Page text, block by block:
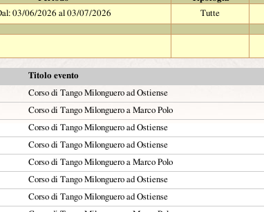
03/06/2026 al 03/07/2026 Tutte
Titolo evento
Corso di Tango Milonguero ad Ostiense
Corso di Tango Milonguero a Marco Polo
Corso di Tango Milonguero ad Ostiense
Corso di Tango Milonguero ad Ostiense
Corso di Tango Milonguero a Marco Polo
Corso di Tango Milonguero ad Ostiense
Corso di Tango Milonguero ad Ostiense